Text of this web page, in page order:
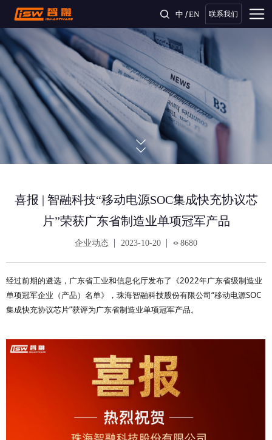
中 /EN 联系我们
喜报 | 智融科技“移动电源SOC集成快充协议芯
片”荣获广东省制造业单项冠军产品
企业动态 2023-10-20 8680
经过前期的遴选，广东省工业和信息化厅发布了《2022年广东省级制造业
单项冠军企业（产品）名单》，珠海智融科技股份有限公司“移动电源SOC
集成快充协议芯片”获评为广东省制造业单项冠军产品。